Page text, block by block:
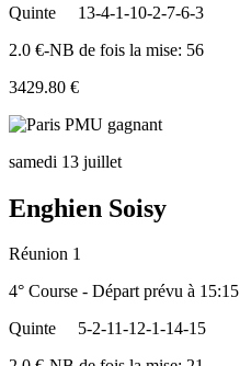
Quinte
13-4-1-10-2-7-6-3
2.0 €-NB de fois la mise: 56
3429.80 €
samedi 13 juillet
Enghien Soisy
Réunion 1
4° Course - Départ prévu à 15:15
Quinte
5-2-11-12-1-14-15